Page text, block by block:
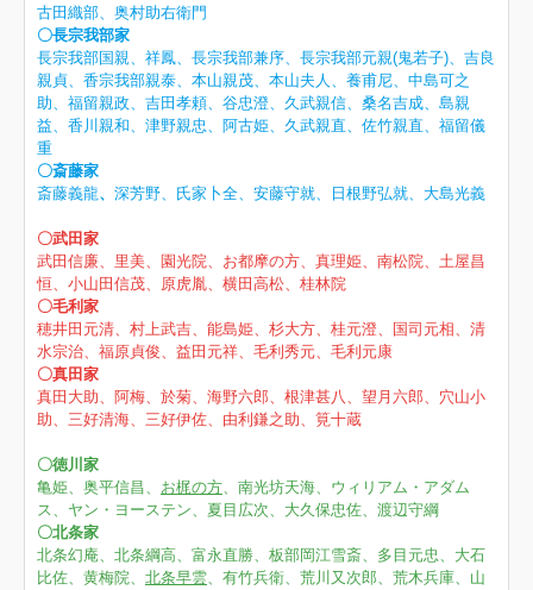
古田織部、奥村助右衛門
〇長宗我部家
長宗我部国親、祥鳳、長宗我部兼序、長宗我部元親(鬼若子)、吉良
親貞、香宗我部親泰、本山親茂、本山夫人、養甫尼、中島可之
助、福留親政、吉田孝頼、谷忠澄、久武親信、桑名吉成、島親
益、香川親和、津野親忠、阿古姫、久武親直、佐竹親直、福留儀
重
〇斎藤家
斎藤義龍、 深芳野、氏家卜全、安藤守就、日根野弘就、大島光義
〇武田家
武田信廉、里美、園光院、お都摩の方、真理姫、南松院、土屋昌
恒、小山田信茂、原虎胤、横田高松、桂林院
〇毛利家
穂井田元清、村上武吉、能島姫、杉大方、桂元澄、国司元相、清
水宗治、福原貞俊、益田元祥、毛利秀元、毛利元康
〇真田家
真田大助、阿梅、於菊、海野六郎、根津甚八、望月六郎、穴山小
助、三好清海、三好伊佐、由利鎌之助、筧十蔵
〇徳川家
亀姫、奥平信昌、 お梶の方、南光坊天海、ウィリアム・アダム
ス、ヤン・ヨーステン、夏目広次、大久保忠佐、渡辺守綱
〇北条家
北条幻庵、北条綱高、富永直勝、板部岡江雪斎、多目元忠、大石
比佐、黄梅院、 北条早雲、有竹兵衛、荒川又次郎、荒木兵庫、山